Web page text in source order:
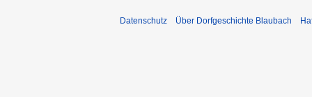
Datenschutz Über Dorfgeschichte Blaubach